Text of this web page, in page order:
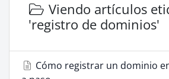
Viendo artículos
'registro de dominios'
Cómo registrar un dominio